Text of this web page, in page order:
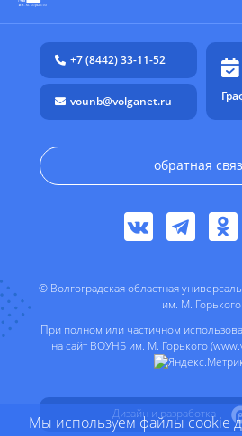
+7 (8442) 33-11-52
vounb@volganet.ru
обратная
© Волгоградская областная
им. М. Горького
При полном или частичном
на сайт ВОУНБ им. М. Горького
Дизайн и разработка
Мы используем файлы cookie